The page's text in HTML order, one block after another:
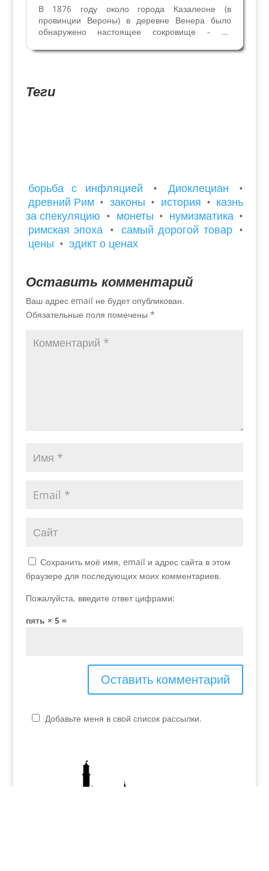
В 1876 году около города Казалеоне (в
провинции Вероны) в деревне Венера было
обнаружено настоящее сокровище - на
строители откопали два клада с римскими
Теги
борьба с инфляцией • Диоклециан
•
древний Рим • законы • история • казнь
за спекуляцию • монеты • нумизматика •
римская эпоха • самый дорогой товар •
цены • эдикт о ценах
Оставить комментарий
Ваш адрес email не будет опубликован.
Обязательные поля помечены *
Сохранить моё имя, email и адрес сайта в этом
браузере для последующих моих комментариев.
Пожалуйста, введите ответ цифрами:
пять × 5 =
Добавьте меня в свой список рассылки.